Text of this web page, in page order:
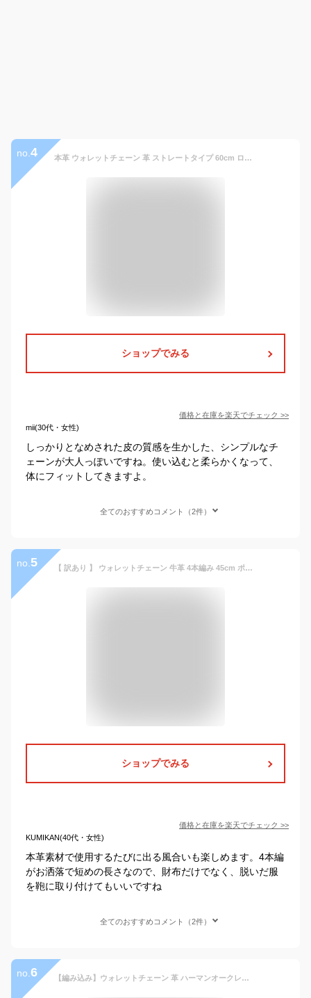
no. 4 本革 ウォレットチェーン 革 ストレートタイプ 60cm ロング レザー 財布 ブラック ブラウン 牛皮 ハンドメイド 送料無料
ショップでみる
価格と在庫を楽天でチェック >>
mii(30代・女性)
しっかりとなめされた皮の質感を生かした、シンプルなチ
ェーンが大人っぽいですね。使い込むと柔らかくなって、
体にフィットしてきますよ。
全てのおすすめコメント（2件）
no. 5 【 訳あり 】 ウォレットチェーン 牛革 4本編み 45cm ポスト投函 送料無料 / 本革 レザー4本編み ウォレットループ 革 ウォレットロープ ウォレットコード ウォレット ジュエリーアクセサリー メンズ アクセサリー ウォレットチェーン 革 ポイント消化
ショップでみる
価格と在庫を楽天でチェック >>
KUMIKAN(40代・女性)
本革素材で使用するたびに出る風合いも楽しめます。4本編
がお洒落で短めの長さなので、財布だけでなく、脱いだ服
を鞄に取り付けてもいいですね
全てのおすすめコメント（2件）
no. 6 【編み込み】ウォレットチェーン 革 ハーマンオークレザー本革ウォレットチェーン/4本編み込み/長財布/財布/ウォレット/ライダースウォレット/レザーチェーン/ウォレットロープ/ウォレットレーン/【 レザーウォレット専門店 】